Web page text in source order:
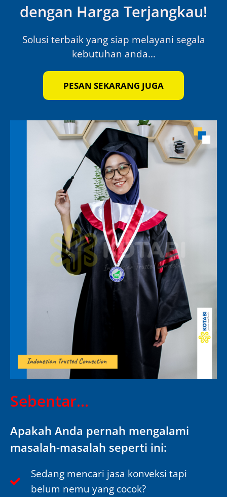
dengan Harga Terjangkau!
Solusi terbaik yang siap melayani segala
kebutuhan anda...
PESAN SEKARANG JUGA
Sebentar...
Apakah Anda pernah mengalami
masalah-masalah seperti ini:
Sedang mencari jasa konveksi tapi
belum nemu yang cocok?